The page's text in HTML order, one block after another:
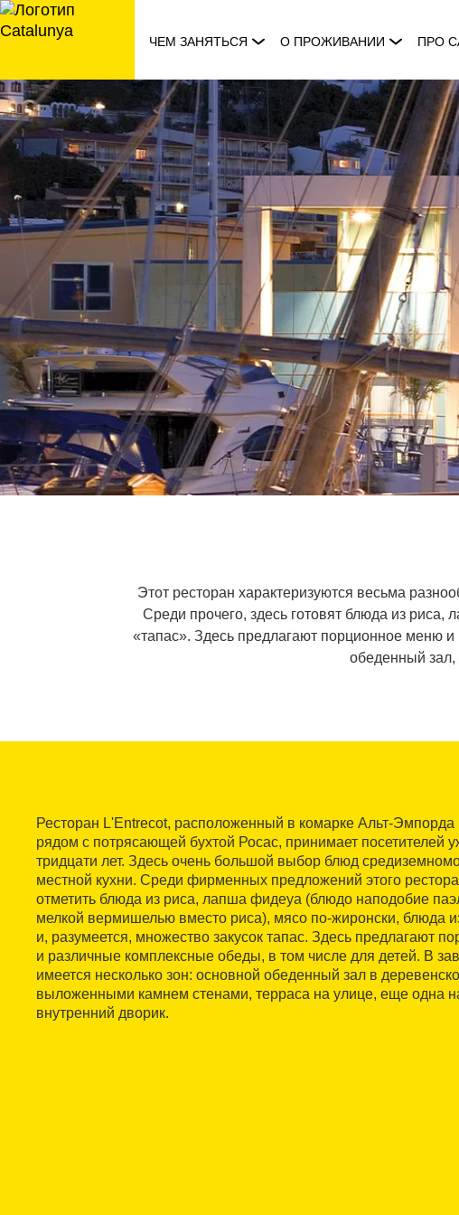
перейти
к
ЧЕМ ЗАНЯТЬСЯ О ПРОЖИВАНИИ ПРО
Этот ресторан характеризуются весьма
Среди прочего, здесь готовят блюда из
«тапас». Здесь предлагают порционное меню
обеденный зал,
Ресторан L'Entrecot, расположенный в комарке Альт-Эмпорда
рядом с потрясающей бухтой Росас, принимает посетителей
тридцати лет. Здесь очень большой выбор блюд
местной кухни. Среди фирменных предложений этого
отметить блюда из риса, лапша фидеуа (блюдо наподобие
мелкой вермишелью вместо риса), мясо по-жиронски, блюда
и, разумеется, множество закусок тапас. Здесь предлагают
и различные комплексные обеды, в том числе для детей. В
имеется несколько зон: основной обеденный зал в
выложенными камнем стенами, терраса на улице, еще одна
внутренний дворик.